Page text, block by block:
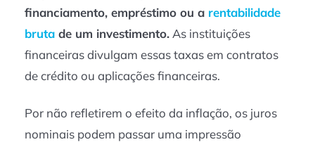
financiamento, empréstimo ou a rentabilidade
bruta de um investimento. As instituições
financeiras divulgam essas taxas em contratos
de crédito ou aplicações financeiras.
Por não refletirem o efeito da inflação, os juros
nominais podem passar uma impressão